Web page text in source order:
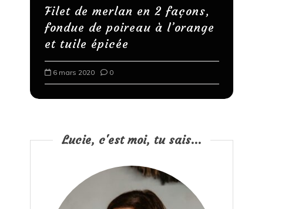
Filet de merlan en 2 façons,
fondue de poireau à l’orange
et tuile épicée
6 mars 2020 0
Lucie, c'est moi, tu sais...